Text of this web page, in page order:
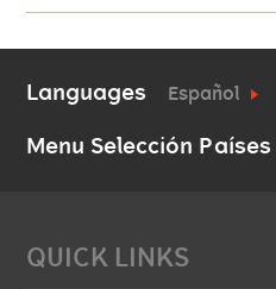
Languages Español
Menu Selección Países
QUICK LINKS